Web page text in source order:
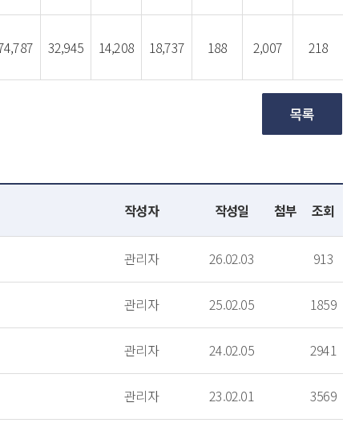
32,945 14,208 18,737 188 2,007 218
작성자 작성일 첨부 조회
관리자 26.02.03 913
관리자 25.02.05 1859
관리자 24.02.05 2941
관리자 23.02.01 3569